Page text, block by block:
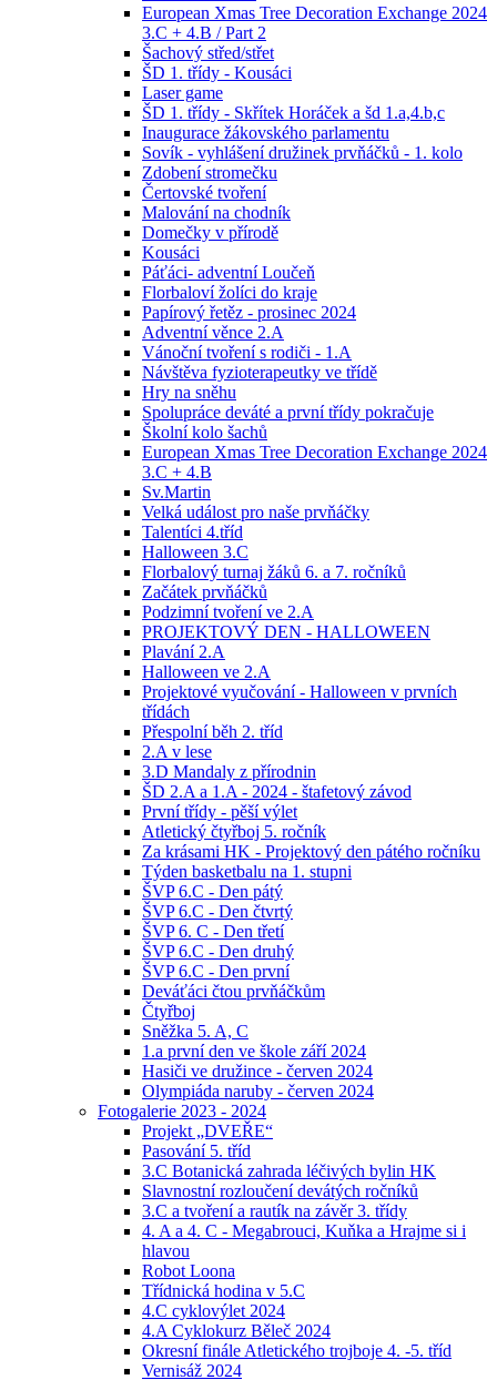
European Xmas Tree Decoration Exchange 2024
3.C + 4.B / Part 2
Šachový střed/střet
ŠD 1. třídy - Kousáci
Laser game
ŠD 1. třídy - Skřítek Horáček a šd 1.a,4.b,c
Inaugurace žákovského parlamentu
Sovík - vyhlášení družinek prvňáčků - 1. kolo
Zdobení stromečku
Čertovské tvoření
Malování na chodník
Domečky v přírodě
Kousáci
Páťáci- adventní Loučeň
Florbaloví žolíci do kraje
Papírový řetěz - prosinec 2024
Adventní věnce 2.A
Vánoční tvoření s rodiči - 1.A
Návštěva fyzioterapeutky ve třídě
Hry na sněhu
Spolupráce deváté a první třídy pokračuje
Školní kolo šachů
European Xmas Tree Decoration Exchange 2024
3.C + 4.B
Sv.Martin
Velká událost pro naše prvňáčky
Talentíci 4.tříd
Halloween 3.C
Florbalový turnaj žáků 6. a 7. ročníků
Začátek prvňáčků
Podzimní tvoření ve 2.A
PROJEKTOVÝ DEN - HALLOWEEN
Plavání 2.A
Halloween ve 2.A
Projektové vyučování - Halloween v prvních
třídách
Přespolní běh 2. tříd
2.A v lese
3.D Mandaly z přírodnin
ŠD 2.A a 1.A - 2024 - štafetový závod
První třídy - pěší výlet
Atletický čtyřboj 5. ročník
Za krásami HK - Projektový den pátého ročníku
Týden basketbalu na 1. stupni
ŠVP 6.C - Den pátý
ŠVP 6.C - Den čtvrtý
ŠVP 6. C - Den třetí
ŠVP 6.C - Den druhý
ŠVP 6.C - Den první
Deváťáci čtou prvňáčkům
Čtyřboj
Sněžka 5. A, C
1.a první den ve škole září 2024
Hasiči ve družince - červen 2024
Olympiáda naruby - červen 2024
Fotogalerie 2023 - 2024
Projekt „DVEŘE“
Pasování 5. tříd
3.C Botanická zahrada léčivých bylin HK
Slavnostní rozloučení devátých ročníků
3.C a tvoření a rautík na závěr 3. třídy
4. A a 4. C - Megabrouci, Kuňka a Hrajme si i
hlavou
Robot Loona
Třídnická hodina v 5.C
4.C cyklovýlet 2024
4.A Cyklokurz Běleč 2024
Okresní finále Atletického trojboje 4. -5. tříd
Vernisáž 2024